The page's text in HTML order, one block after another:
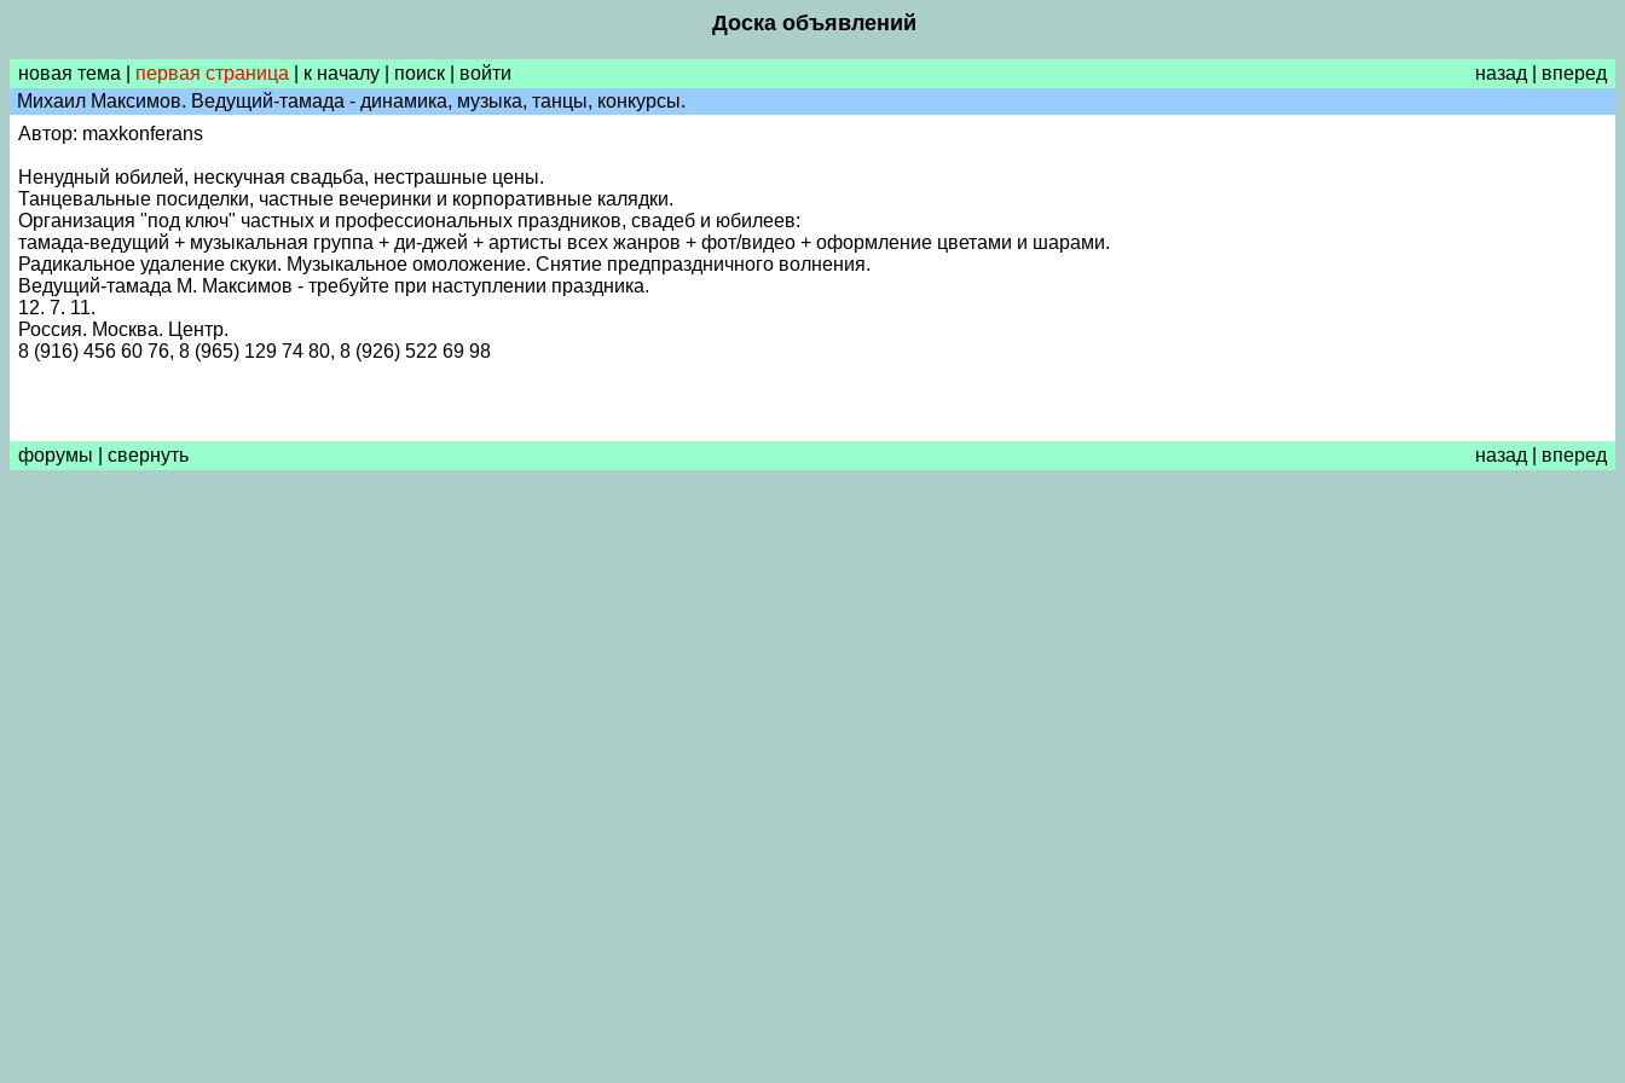
Доска объявлений
новая тема первая страница к началу поиск войти назад
вперед
Михаил Максимов. Ведущий-тамада - динамика, музыка, танцы, конкурсы.
Автор: maxkonferans
Ненудный юбилей, нескучная свадьба, нестрашные цены.
Танцевальные посиделки, частные вечеринки и корпоративные калядки.
Организация "под ключ" частных и профессиональных праздников, свадеб и юбилеев:
тамада-ведущий + музыкальная группа + ди-джей + артисты всех жанров + фот/видео + оформление цветами и шарами.
Радикальное удаление скуки. Музыкальное омоложение. Снятие предпраздничного волнения.
Ведущий-тамада М. Максимов - требуйте при наступлении праздника.
12. 7. 11.
Россия. Москва. Центр.
8 (916) 456 60 76, 8 (965) 129 74 80, 8 (926) 522 69 98
форумы свернуть назад вперед